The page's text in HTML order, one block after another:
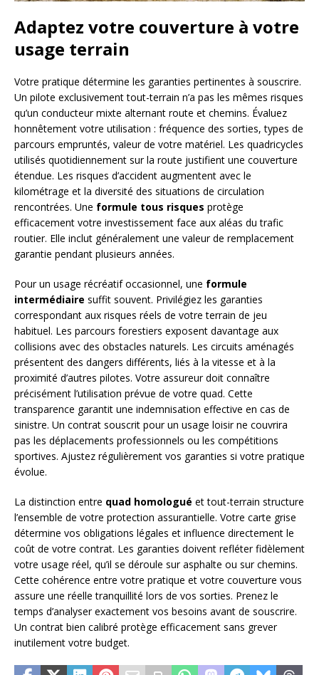
Adaptez votre couverture à votre
usage terrain
Votre pratique détermine les garanties pertinentes à souscrire.
Un pilote exclusivement tout-terrain n’a pas les mêmes risques
qu’un conducteur mixte alternant route et chemins. Évaluez
honnêtement votre utilisation : fréquence des sorties, types de
parcours empruntés, valeur de votre matériel. Les quadricycles
utilisés quotidiennement sur la route justifient une couverture
étendue. Les risques d’accident augmentent avec le
kilométrage et la diversité des situations de circulation
rencontrées. Une formule tous risques protège
efficacement votre investissement face aux aléas du trafic
routier. Elle inclut généralement une valeur de remplacement
garantie pendant plusieurs années.
Pour un usage récréatif occasionnel, une formule
intermédiaire suffit souvent. Privilégiez les garanties
correspondant aux risques réels de votre terrain de jeu
habituel. Les parcours forestiers exposent davantage aux
collisions avec des obstacles naturels. Les circuits aménagés
présentent des dangers différents, liés à la vitesse et à la
proximité d’autres pilotes. Votre assureur doit connaître
précisément l’utilisation prévue de votre quad. Cette
transparence garantit une indemnisation effective en cas de
sinistre. Un contrat souscrit pour un usage loisir ne couvrira
pas les déplacements professionnels ou les compétitions
sportives. Ajustez régulièrement vos garanties si votre pratique
évolue.
La distinction entre quad homologué et tout-terrain structure
l’ensemble de votre protection assurantielle. Votre carte grise
détermine vos obligations légales et influence directement le
coût de votre contrat. Les garanties doivent refléter fidèlement
votre usage réel, qu’il se déroule sur asphalte ou sur chemins.
Cette cohérence entre votre pratique et votre couverture vous
assure une réelle tranquillité lors de vos sorties. Prenez le
temps d’analyser exactement vos besoins avant de souscrire.
Un contrat bien calibré protège efficacement sans grever
inutilement votre budget.